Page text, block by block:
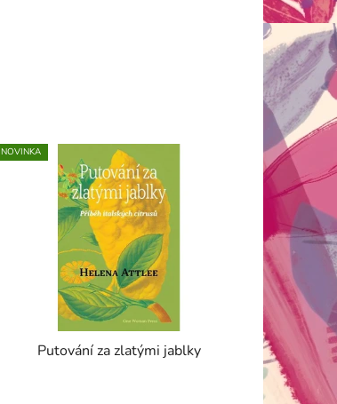
NOVINKA
Putování za zlatými jablky